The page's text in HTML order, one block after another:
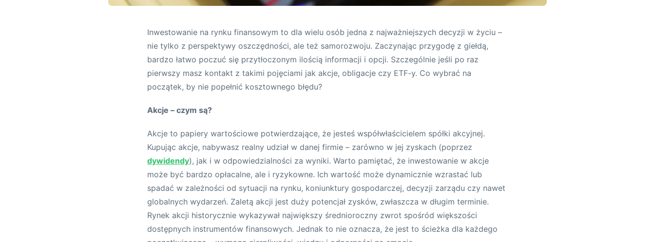
Inwestowanie na rynku finansowym to dla wielu osób jedna z najważniejszych decyzji w życiu –
nie tylko z perspektywy oszczędności, ale też samorozwoju. Zaczynając przygodę z giełdą,
bardzo łatwo poczuć się przytłoczonym ilością informacji i opcji. Szczególnie jeśli po raz
pierwszy masz kontakt z takimi pojęciami jak akcje, obligacje czy ETF-y. Co wybrać na
początek, by nie popełnić kosztownego błędu?
Akcje – czym są?
Akcje to papiery wartościowe potwierdzające, że jesteś współwłaścicielem spółki akcyjnej.
Kupując akcje, nabywasz realny udział w danej firmie – zarówno w jej zyskach (poprzez
dywidendy), jak i w odpowiedzialności za wyniki. Warto pamiętać, że inwestowanie w akcje
może być bardzo opłacalne, ale i ryzykowne. Ich wartość może dynamicznie wzrastać lub
spadać w zależności od sytuacji na rynku, koniunktury gospodarczej, decyzji zarządu czy nawet
globalnych wydarzeń. Zaletą akcji jest duży potencjał zysków, zwłaszcza w długim terminie.
Rynek akcji historycznie wykazywał największy średnioroczny zwrot spośród większości
dostępnych instrumentów finansowych. Jednak to nie oznacza, że jest to ścieżka dla każdego